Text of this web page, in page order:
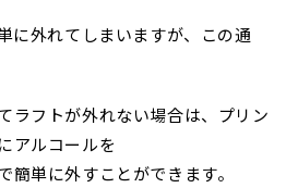
に外れてしまいますが、この通
ラフトが外れない場合は、プリン
アルコールを
簡単に外すことができます。